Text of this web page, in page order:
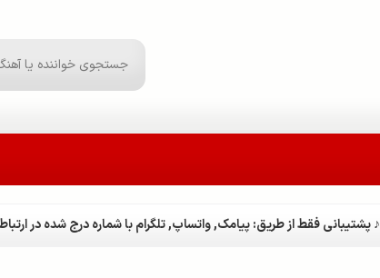
♪ پشتیبانی فقط از طریق: پیامک, واتساپ, تلگرام با شماره درج شده در